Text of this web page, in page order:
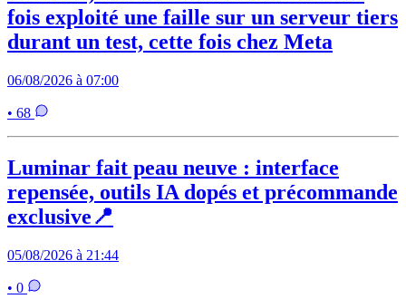
fois exploité une faille sur un serveur tiers
durant un test, cette fois chez Meta
06/08/2026 à 07:00
• 68
Luminar fait peau neuve : interface
repensée, outils IA dopés et précommande
exclusive📍
05/08/2026 à 21:44
• 0